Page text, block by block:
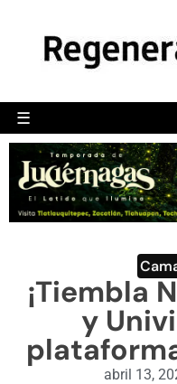
☰
¡Tiembla
y
abril 13,